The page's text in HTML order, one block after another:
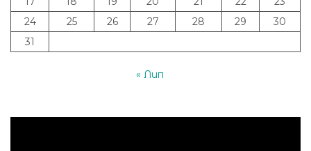
24
25 26 27 28 29
30
31
« Лип